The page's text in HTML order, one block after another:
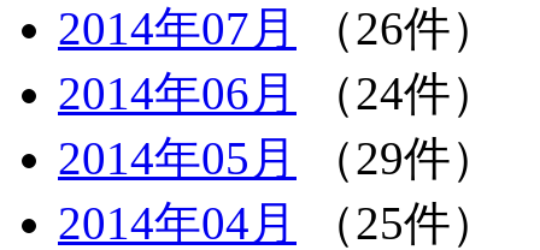
2014年07月
（26件）
2014年06月
（24件）
2014年05月
（29件）
2014年04月
（25件）